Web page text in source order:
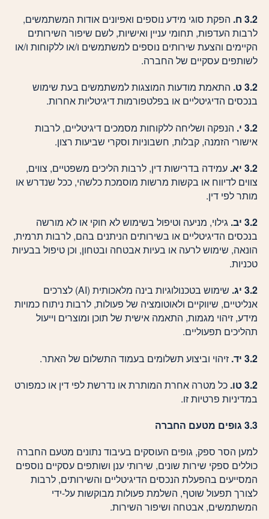
3.2 ח.
הפקת סוגי מידע נוספים ואפיונים אודות המשתמשים,
לרבות העדפות, תחומי עניין ואישיות, לשם שיפור השירותים
הקיימים והצעת שירותים נוספים למשתמשים ו/או ללקוחות ו/או
לשותפים עסקיים של החברה.
3.2 ט.
התאמת מודעות המוצגות למשתמשים בעת שימוש
בנכסים הדיגיטליים או בפלטפורמות דיגיטליות אחרות.
3.2 י.
הנפקה ושליחה ללקוחות מסמכים דיגיטליים, לרבות
אישורי הזמנה, קבלות, חשבוניות וסקרי שביעות רצון.
3.2 יא.
עמידה בדרישות דין, לרבות הליכים משפטיים, צווים,
צווים לדיווח או בקשות מרשות מוסמכת כלשהי, ככל שנדרש או
מותר לפי דין.
3.2 יב.
גילוי, מניעה וטיפול בשימוש לא חוקי או לא מורשה
בנכסים הדיגיטליים או בשירותים הניתנים בהם, לרבות תרמית,
הונאה, שימוש לרעה או בעיות אבטחה ובטחון, וכן טיפול בבעיות
טכניות.
3.2 יג.
שימוש בטכנולוגיות בינה מלאכותית (AI) לצרכים
אנליטיים, שיווקיים ולאוטומציה של פעולות, לרבות ניתוח כמויות
מידע, זיהוי מגמות, התאמה אישית של תוכן ומוצרים וייעול
תהליכים תפעוליים.
3.2 יד.
זיהוי וביצוע תשלומים בעמוד התשלום של האתר.
3.2 טו.
כל מטרה אחרת המותרת או נדרשת לפי דין או כמפורט
במדיניות פרטיות זו.
3.3 גופים מטעם החברה
למען הסר ספק, גופים העוסקים בעיבוד נתונים מטעם החברה
כוללים ספקי שירות שונים, שירותי ענן ושותפים עסקיים נוספים
המסייעים בהפעלת הנכסים הדיגיטליים והשירותים, לרבות
לצורך תפעול שוטף, השלמת פעולות מבוקשות על-ידי
המשתמשים, אבטחה ושיפור השירות.